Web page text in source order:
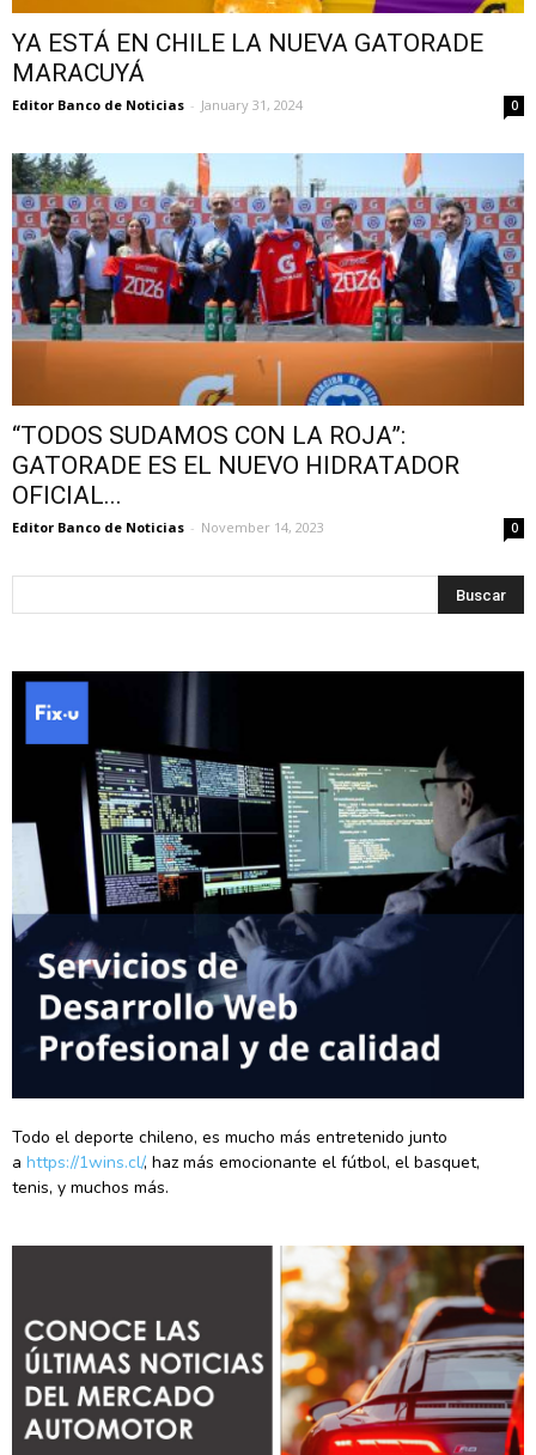
YA ESTÁ EN CHILE LA NUEVA GATORADE
MARACUYÁ
Editor Banco de Noticias - January 31, 2024 0
“TODOS SUDAMOS CON LA ROJA”:
GATORADE ES EL NUEVO HIDRATADOR
OFICIAL...
Editor Banco de Noticias - November 14, 2023 0
Todo el deporte chileno, es mucho más entretenido junto
a https://1wins.cl/, haz más emocionante el fútbol, el basquet,
tenis, y muchos más.